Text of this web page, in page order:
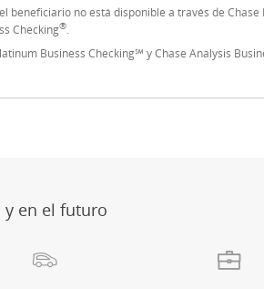
beneficiario no está disponible a través de Chase
Checking®
Business Checking℠ y Chase Analysis
conocida como
superposición)
y en el futuro